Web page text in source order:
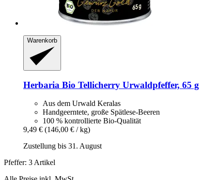
Warenkorb
Herbaria Bio Tellicherry Urwaldpfeffer, 65 g
Aus dem Urwald Keralas
Handgeerntete, große Spätlese-Beeren
100 % kontrollierte Bio-Qualität
9,49 € (146,00 € / kg)
Zustellung bis 31. August
Pfeffer: 3 Artikel